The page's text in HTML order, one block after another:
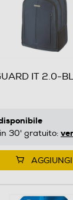
IT 2.0-
30' gratuito:
AGGIUNGI